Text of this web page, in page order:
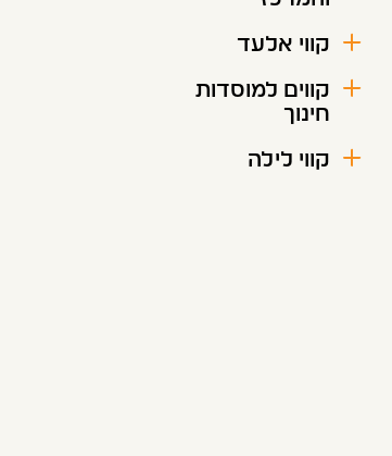
קווי אלעד
קווים למוסדות
חינוך
קווי לילה